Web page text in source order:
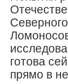
готова
прямо в